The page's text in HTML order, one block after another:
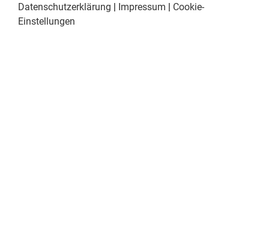
Datenschutzerklärung | Impressum | Cookie-
Einstellungen